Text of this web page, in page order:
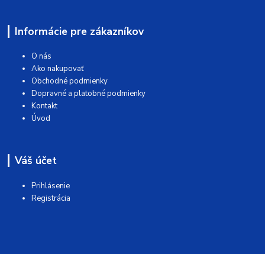
Informácie pre zákazníkov
O nás
Ako nakupovať
Obchodné podmienky
Dopravné a platobné podmienky
Kontakt
Úvod
Váš účet
Prihlásenie
Registrácia